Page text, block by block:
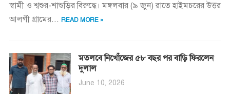
স্বামী ও শ্বশুর-শাশুড়ির বিরুদ্ধে। মঙ্গলবার (৯ জুন) রাতে হাইমচরের উত্তর
আলগী গ্রামের... READ MORE »
মতলবে নিখোঁজের ৫৮ বছর পর বাড়ি ফিরলেন
দুলাল
June 10, 2026